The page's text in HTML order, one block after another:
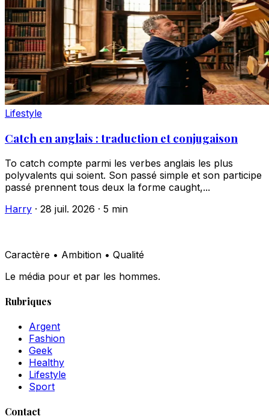
Lifestyle
Catch en anglais : traduction et conjugaison
To catch compte parmi les verbes anglais les plus
polyvalents qui soient. Son passé simple et son participe
passé prennent tous deux la forme caught,...
Harry · 28 juil. 2026 · 5 min
Caractère • Ambition • Qualité
Le média pour et par les hommes.
Rubriques
Argent
Fashion
Geek
Healthy
Lifestyle
Sport
Contact